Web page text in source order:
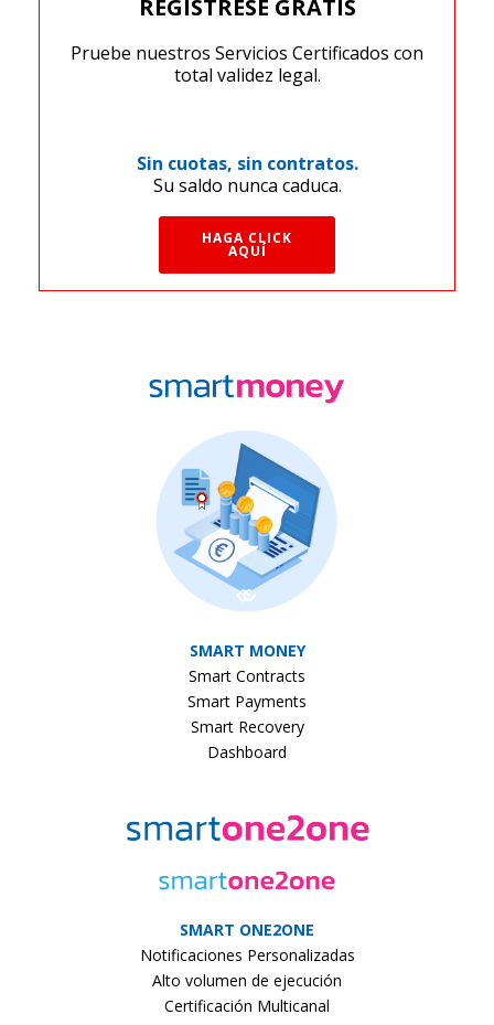
REGÍSTRESE GRATIS
Pruebe nuestros Servicios Certificados con
total validez legal.
Sin cuotas, sin contratos.
Su saldo nunca caduca.
HAGA CLICK
AQUÍ
SMART MONEY
Smart Contracts
Smart Payments
Smart Recovery
Dashboard
SMART ONE2ONE
Notificaciones Personalizadas
Alto volumen de ejecución
Certificación Multicanal